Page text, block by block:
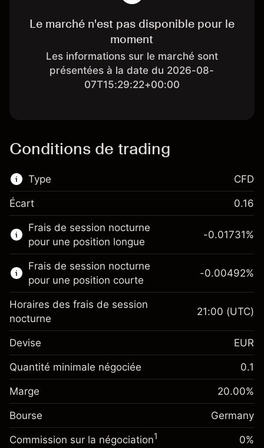
Le marché n'est pas disponible pour le
moment
Les informations sur le marché sont
présentées à la date du 2026-08-
07T15:29:22+00:00
Conditions de trading
Type
Ce marché financier est disponible pour le
trading de CFD.
En savoir plus sur :
CFD
CFD
Écart 0.16
Frais de session nocturne
pour une position longue
Marge. Votre
investissement
Ajustement des fonds de
Frais sur la valeur totale de la
position
-0.017307
%
(-€0.87)
Taille de la position avec effet de levier
-0.01731%
Frais de session nocturne
pour une position courte
Marge. Votre
€1,000.00
Ajustement des fonds de
overnight
Frais sur la valeur totale de la
-0.004915
%
-0.00492%
Horaires des frais de session
nocturne
21:00 (UTC)
Devise EUR
Quantité minimale négociée 0.1
Marge 20.00%
Bourse Germany
Commission sur la négociation1 0%